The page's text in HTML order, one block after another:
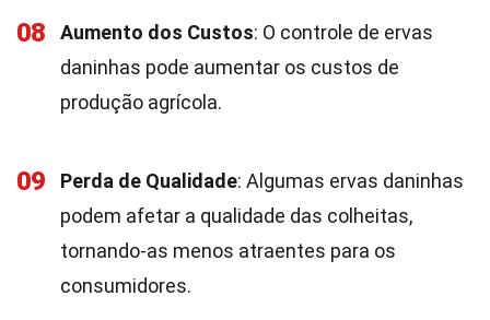
08 Aumento dos Custos: O controle de ervas
daninhas pode aumentar os custos de
produção agrícola.
09 Perda de Qualidade: Algumas ervas daninhas
podem afetar a qualidade das colheitas,
tornando-as menos atraentes para os
consumidores.